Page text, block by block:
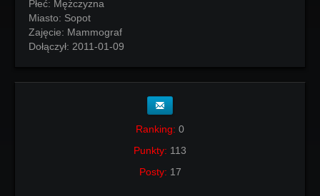
Płeć: Mężczyzna
Miasto: Sopot
Zajęcie: Mammograf
Dołączył: 2011-01-09
Ranking: 0
Punkty: 113
Posty: 17